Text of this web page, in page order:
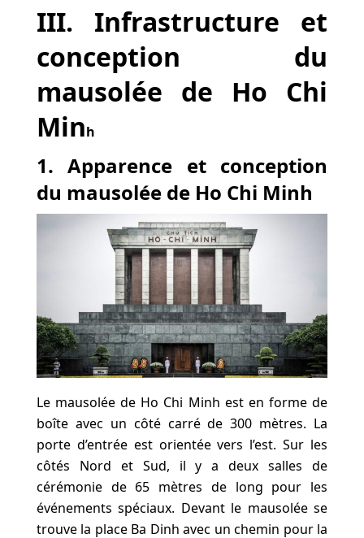
III. Infrastructure et
conception du
mausolée de Ho Chi
Minh
1. Apparence et conception
du mausolée de Ho Chi Minh
Le mausolée de Ho Chi Minh est en forme de
boîte avec un côté carré de 300 mètres. La
porte d’entrée est orientée vers l’est. Sur les
côtés Nord et Sud, il y a deux salles de
cérémonie de 65 mètres de long pour les
événements spéciaux. Devant le mausolée se
trouve la place Ba Dinh avec un chemin pour la